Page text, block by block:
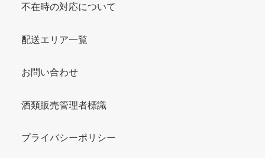
不在時の対応について
配送エリア一覧
お問い合わせ
酒類販売管理者標識
プライバシーポリシー